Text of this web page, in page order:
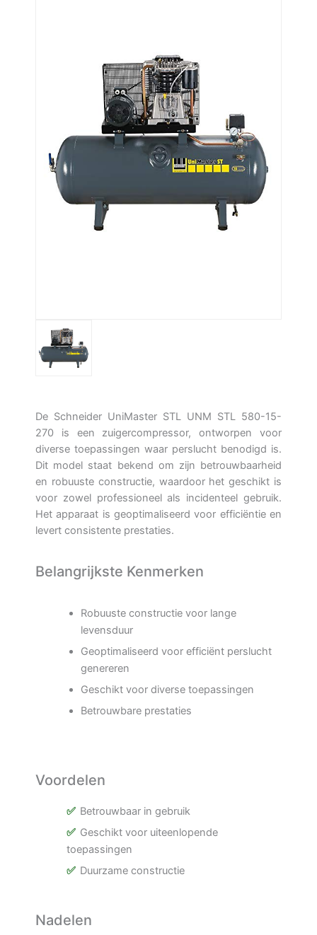
De Schneider UniMaster STL UNM STL 580-15-
270 is een zuigercompressor, ontworpen voor
diverse toepassingen waar perslucht benodigd is.
Dit model staat bekend om zijn betrouwbaarheid
en robuuste constructie, waardoor het geschikt is
voor zowel professioneel als incidenteel gebruik.
Het apparaat is geoptimaliseerd voor efficiëntie en
levert consistente prestaties.
Belangrijkste Kenmerken
Robuuste constructie voor lange
levensduur
Geoptimaliseerd voor efficiënt perslucht
genereren
Geschikt voor diverse toepassingen
Betrouwbare prestaties
Voordelen
Betrouwbaar in gebruik
Geschikt voor uiteenlopende
toepassingen
Duurzame constructie
Nadelen